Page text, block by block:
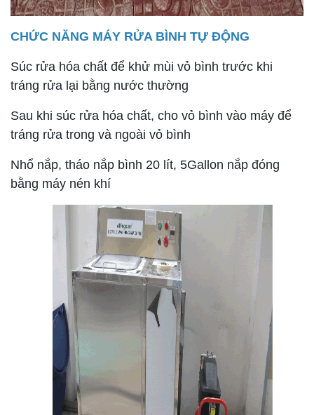
CHỨC NĂNG MÁY RỬA BÌNH TỰ ĐỘNG
Súc rửa hóa chất để khử mùi vỏ bình trước khi
tráng rửa lại bằng nước thường
Sau khi súc rửa hóa chất, cho vỏ bình vào máy để
tráng rửa trong và ngoài vỏ bình
Nhổ nắp, tháo nắp bình 20 lít, 5Gallon nắp đóng
bằng máy nén khí